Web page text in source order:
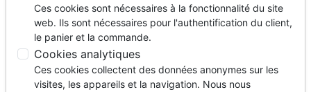
Ces cookies sont nécessaires à la fonctionnalité du site
web. Ils sont nécessaires pour l'authentification du client,
le panier et la commande.
Cookies analytiques
Ces cookies collectent des données anonymes sur les
visites, les appareils et la navigation. Nous nous